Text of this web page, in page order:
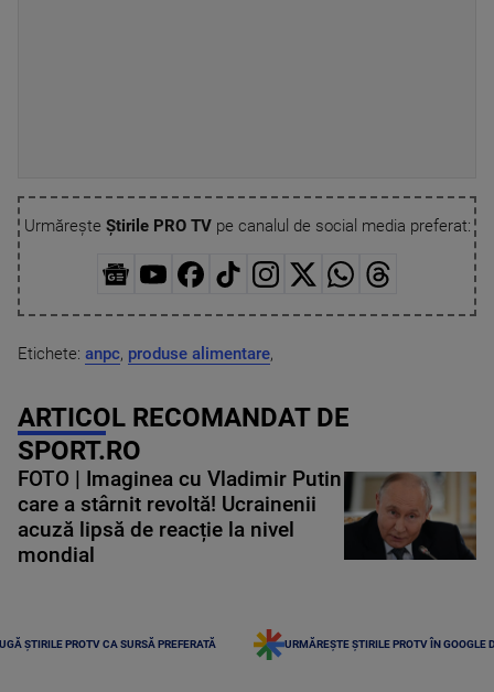
Urmărește Știrile PRO TVpe canalul de social media preferat:
Etichete: anpc, produse alimentare,
ARTICOL RECOMANDAT DE
SPORT.RO
FOTO | Imaginea cu Vladimir Putin
care a stârnit revoltă! Ucrainenii
acuză lipsă de reacție la nivel
mondial
ȘTIRILE PROTV CA SURSĂ PREFERATĂ URMĂREȘTE ȘTIRILE PROTV ÎN GOOGLE